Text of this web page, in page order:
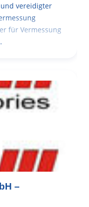
vereidigter
für Vermessung
–